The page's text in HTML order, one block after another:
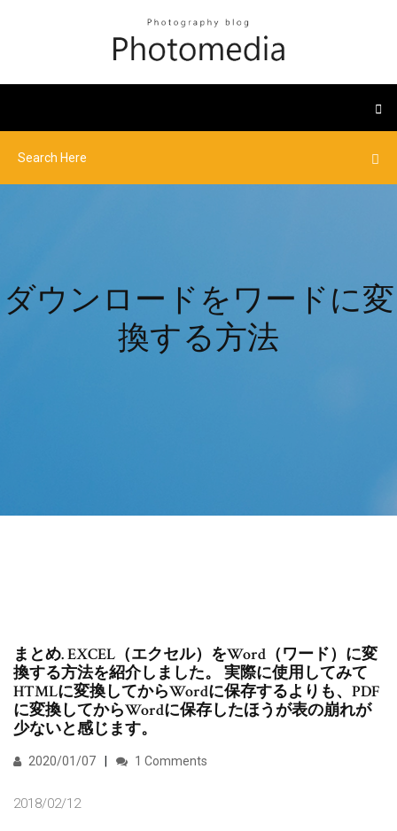
ダウンロードをワードに変
換する方法
まとめ. EXCEL（エクセル）をWord（ワード）に変
換する方法を紹介しました。 実際に使用してみて
HTMLに変換してからWordに保存するよりも、PDF
に変換してからWordに保存したほうが表の崩れが
少ないと感じます。
2020/01/07 1 Comments
2018/02/12